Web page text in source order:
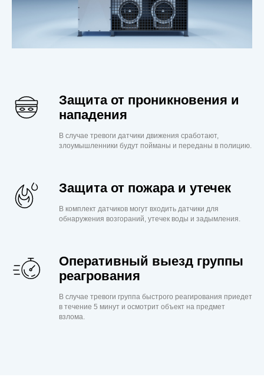
Защита от проникновения и
нападения
В случае тревоги датчики движения сработают,
злоумышленники будут пойманы и переданы в полицию.
Защита от пожара и утечек
В комплект датчиков могут входить датчики для
обнаружения возгораний, утечек воды и задымления.
Оперативный выезд группы
реагрования
В случае тревоги группа быстрого реагирования приедет
в течение 5 минут и осмотрит объект на предмет
взлома.